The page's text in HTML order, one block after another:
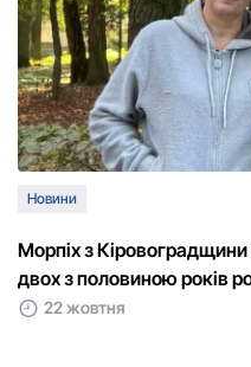
Новини
Морпіх з
двох з половиною років
22 жовтня